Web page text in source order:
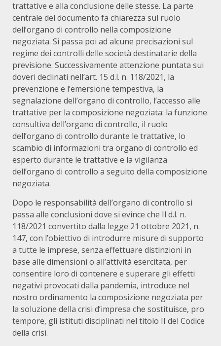
trattative e alla conclusione delle stesse. La parte
centrale del documento fa chiarezza sul ruolo
dell’organo di controllo nella composizione
negoziata. Si passa poi ad alcune precisazioni sul
regime dei controlli delle società destinatarie della
previsione. Successivamente attenzione puntata sui
doveri declinati nell’art. 15 d.l. n. 118/2021, la
prevenzione e l’emersione tempestiva, la
segnalazione dell’organo di controllo, l’accesso alle
trattative per la composizione negoziata: la funzione
consultiva dell’organo di controllo, il ruolo
dell’organo di controllo durante le trattative, lo
scambio di informazioni tra organo di controllo ed
esperto durante le trattative e la vigilanza
dell’organo di controllo a seguito della composizione
negoziata.
Dopo le responsabilità dell’organo di controllo si
passa alle conclusioni dove si evince che Il d.l. n.
118/2021 convertito dalla legge 21 ottobre 2021, n.
147, con l’obiettivo di introdurre misure di supporto
a tutte le imprese, senza effettuare distinzioni in
base alle dimensioni o all’attività esercitata, per
consentire loro di contenere e superare gli effetti
negativi provocati dalla pandemia, introduce nel
nostro ordinamento la composizione negoziata per
la soluzione della crisi d’impresa che sostituisce, pro
tempore, gli istituti disciplinati nel titolo II del Codice
della crisi.